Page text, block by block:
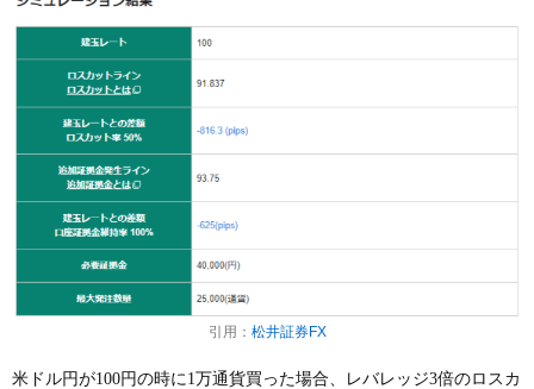
引用： 松井証券FX
米ドル円が100円の時に1万通貨買った場合、レバレッジ3倍のロスカ